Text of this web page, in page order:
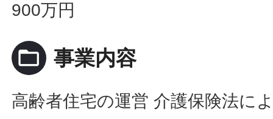
900万円
folder_open 事業内容
高齢者住宅の運営 介護保険法に